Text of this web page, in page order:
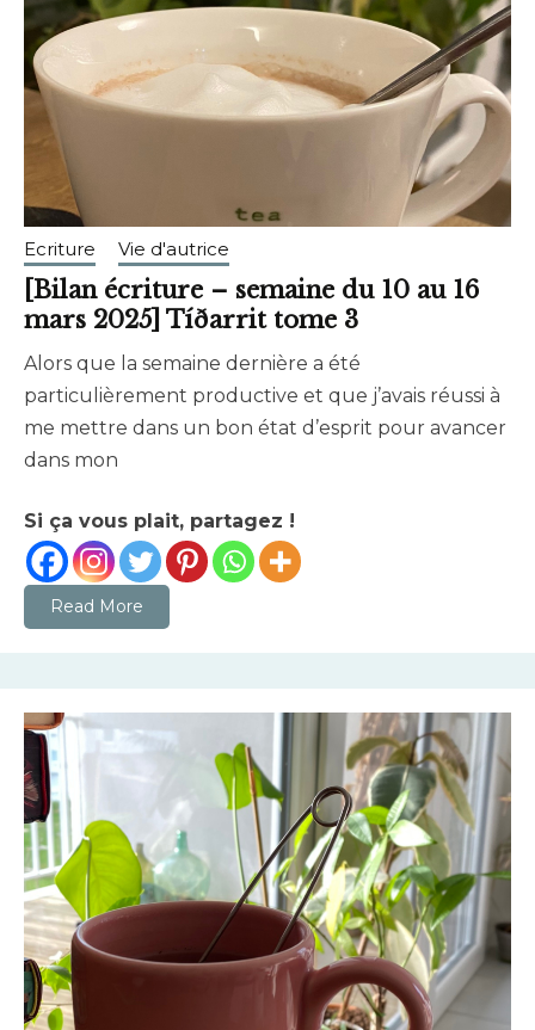
Ecriture Vie d'autrice
[Bilan écriture – semaine du 10 au 16
mars 2025] Tíðarrit tome 3
mars
16,
2025
brunhildtranchant@gmail.com
Alors que la semaine dernière a été
particulièrement productive et que j’avais réussi à
me mettre dans un bon état d’esprit pour avancer
dans mon
Si ça vous plait, partagez !
Read More